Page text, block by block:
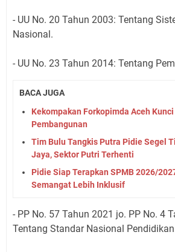
​- UU No. 20 Tahun 2003: Tentang
Nasional.
​- UU No. 23 Tahun 2014: Tentang
BACA JUGA
Kekompakan Forkopimda Aceh
Pembangunan
Tim Bulu Tangkis Putra Pidie Segel
Jaya, Sektor Putri Terhenti
Pidie Siap Terapkan SPMB 2026/
Semangat Lebih Inklusif
​- PP No. 57 Tahun 2021 jo. PP No. 4
Tentang Standar Nasional